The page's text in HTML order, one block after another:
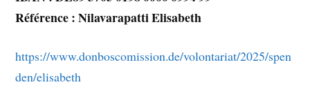
Référence : Nilavarapatti Elisabeth
https://www.donboscomission.de/volontariat/2025/spen
den/elisabeth